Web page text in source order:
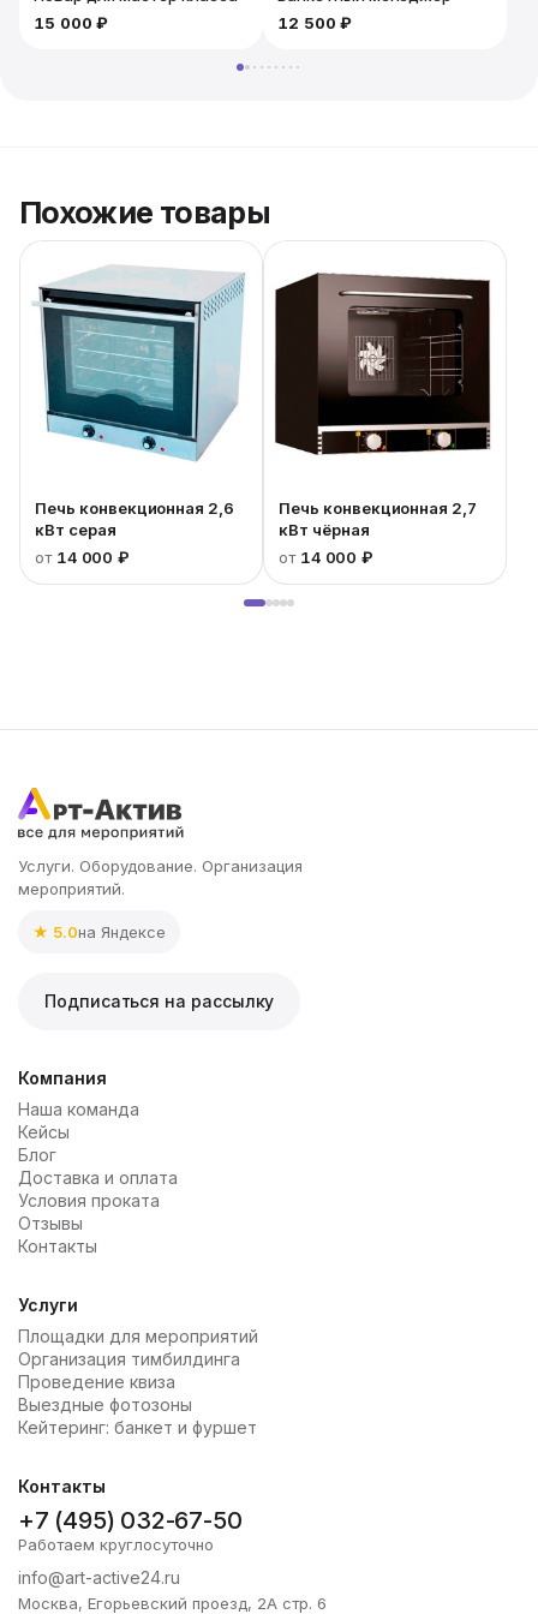
15 000 ₽
12 500 ₽
Похожие товары
Печь конвекционная 2,6
кВт серая
от 14 000 ₽
Печь конвекционная 2,7
кВт чёрная
от 14 000 ₽
Услуги. Оборудование. Организация
мероприятий.
★ 5.0на Яндексе
Подписаться на рассылку
Компания
Наша команда
Кейсы
Блог
Доставка и оплата
Условия проката
Отзывы
Контакты
Услуги
Площадки для мероприятий
Организация тимбилдинга
Проведение квиза
Выездные фотозоны
Кейтеринг: банкет и фуршет
Контакты
+7 (495) 032-67-50
Работаем круглосуточно
info@art-active24.ru
Москва, Егорьевский проезд, 2А стр. 6